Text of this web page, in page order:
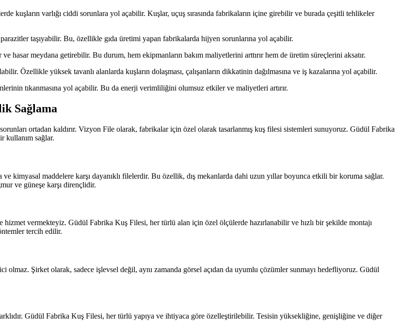
kuşların varlığı ciddi sorunlara yol açabilir. Kuşlar, uçuş sırasında fabrikaların içine girebilir ve burada çeşitli tehlikeler
taşıyabilir. Bu, özellikle gıda üretimi yapan fabrikalarda hijyen sorunlarına yol açabilir.
hasar meydana getirebilir. Bu durum, hem ekipmanların bakım maliyetlerini arttırır hem de üretim süreçlerini aksatır.
Özellikle yüksek tavanlı alanlarda kuşların dolaşması, çalışanların dikkatinin dağılmasına ve iş kazalarına yol açabilir.
tıkanmasına yol açabilir. Bu da enerji verimliliğini olumsuz etkiler ve maliyetleri artırır.
Sağlama
ortadan kaldırır. Vizyon File olarak, fabrikalar için özel olarak tasarlanmış kuş filesi sistemleri sunuyoruz. Güdül Fabrika
kullanım sağlar.
kimyasal maddelere karşı dayanıklı filelerdir. Bu özellik, dış mekanlarda dahi uzun yıllar boyunca etkili bir koruma sağlar.
ve güneşe karşı dirençlidir.
vermekteyiz. Güdül Fabrika Kuş Filesi, her türlü alan için özel ölçülerde hazırlanabilir ve hızlı bir şekilde montajı
tercih edilir.
olmaz. Şirket olarak, sadece işlevsel değil, aynı zamanda görsel açıdan da uyumlu çözümler sunmayı hedefliyoruz. Güdül
Güdül Fabrika Kuş Filesi, her türlü yapıya ve ihtiyaca göre özelleştirilebilir. Tesisin yüksekliğine, genişliğine ve diğer